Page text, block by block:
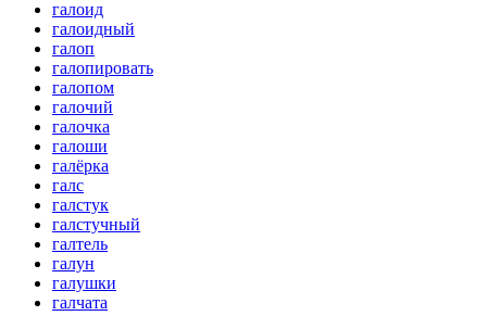
галоид
галоидный
галоп
галопировать
галопом
галочий
галочка
галоши
галёрка
галс
галстук
галстучный
галтель
галун
галушки
галчата